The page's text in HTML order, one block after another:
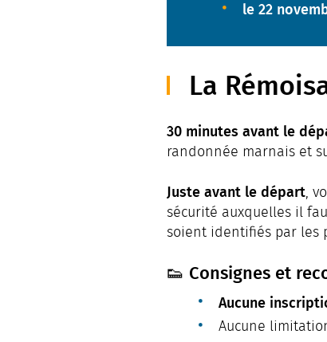
le 22
La
30 minutes avant le
randonnée marnais et
Juste avant le départ,
sécurité auxquelles il
soient identifiés par les
👟 Consignes et
Aucune
Aucune